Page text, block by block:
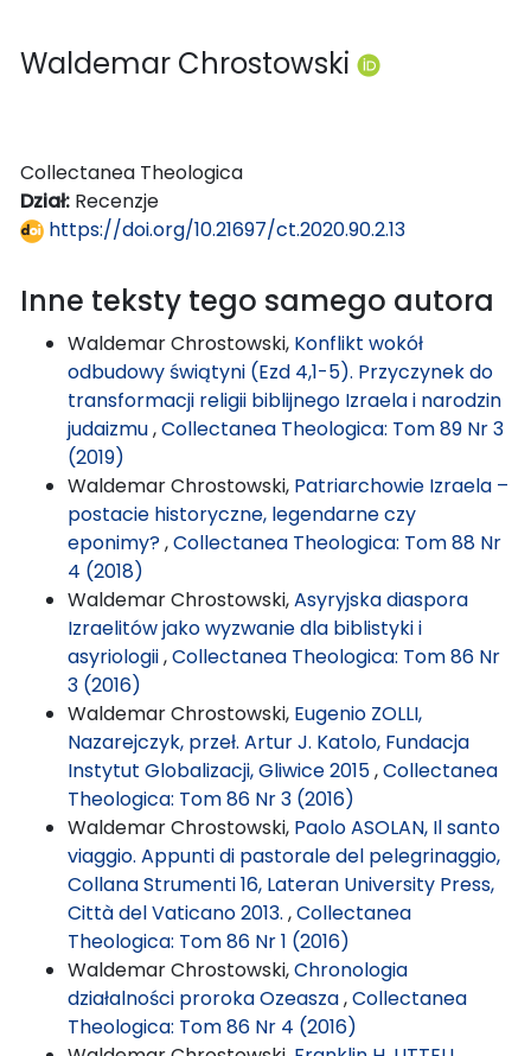
Waldemar Chrostowski
Collectanea Theologica
Dział: Recenzje
https://doi.org/10.21697/ct.2020.90.2.13
Inne teksty tego samego autora
Waldemar Chrostowski, Konflikt wokół
odbudowy świątyni (Ezd 4,1-5). Przyczynek do
transformacji religii biblijnego Izraela i narodzin
judaizmu,Collectanea Theologica: Tom 89 Nr 3
(2019)
Waldemar Chrostowski, Patriarchowie Izraela –
postacie historyczne, legendarne czy
eponimy?,Collectanea Theologica: Tom 88 Nr
4 (2018)
Waldemar Chrostowski,Asyryjska diaspora
Izraelitów jako wyzwanie dla biblistyki i
asyriologii,Collectanea Theologica: Tom 86 Nr
3 (2016)
Waldemar Chrostowski, Eugenio ZOLLI,
Nazarejczyk, przeł. Artur J. Katolo, Fundacja
Instytut Globalizacji, Gliwice 2015,Collectanea
Theologica: Tom 86 Nr 3 (2016)
Waldemar Chrostowski, Paolo ASOLAN, Il santo
viaggio. Appunti di pastorale del pelegrinaggio,
Collana Strumenti 16, Lateran University Press,
Città del Vaticano 2013. ,Collectanea
Theologica: Tom 86 Nr 1 (2016)
Waldemar Chrostowski,Chronologia
działalności proroka Ozeasza,Collectanea
Theologica: Tom 86 Nr 4 (2016)